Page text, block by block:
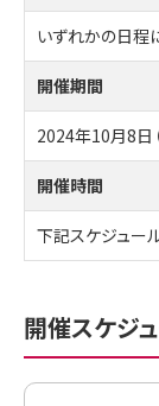
いずれかの日程
開催期間
2024年10月8日
開催時間
下記スケジュー
開催スケジ